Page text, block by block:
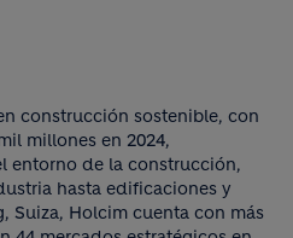
construcción sostenible, con
millones en 2024,
entorno de la construcción,
hasta edificaciones y
Suiza, Holcim cuenta con más